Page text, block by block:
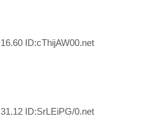
ID:cThijAW00.net
ID:SrLEiPG/0.net